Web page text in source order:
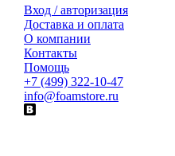
Вход / авторизация
Доставка и оплата
О компании
Контакты
Помощь
+7 (499) 322-10-47
info@foamstore.ru